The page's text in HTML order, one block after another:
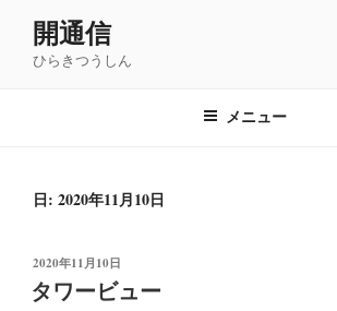
開通信
ひらきつうしん
メニュー
日: 2020年11月10日
投
稿
日:
2020年11月10日
タワービュー